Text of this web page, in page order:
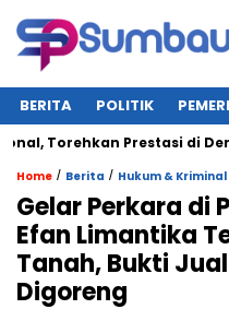
BERITA POLITIK
Prestasi di Deretan
Home / Berita / Hukum & Kriminal
Gelar Perkara di
Efan Limantika
Tanah, Bukti
Digoreng